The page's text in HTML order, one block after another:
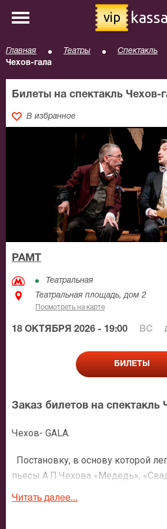
vip kassa
Главная Театры Спектакль
Чехов-гала
Билеты на спектакль Чехов-
В избранное
РАМТ
Театральная
Театральная площадь, дом 2
Посмотреть на карте
18 ОКТЯБРЯ 2026 - 19:00 ВС
БИЛЕТЫ
Заказ билетов на спектакль
Чехов- GALA.
Постановку, в основу которой
пьесы А.П.Чехова «Медедь»,
«Предложение», «Юбилей», «О
представил в РАМТе Алексей
Читать далее...